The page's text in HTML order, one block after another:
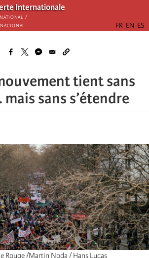
Internationale
/
tient sans
sans s’étendre
Rouge /Martin Noda / Hans Lucas